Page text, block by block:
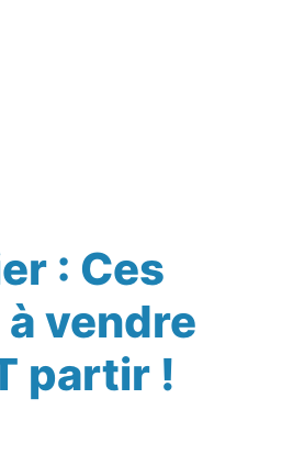
: Ces
vendre
partir !